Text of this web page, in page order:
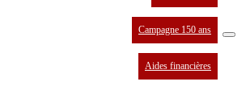
Campagne 150 ans
Aides financières